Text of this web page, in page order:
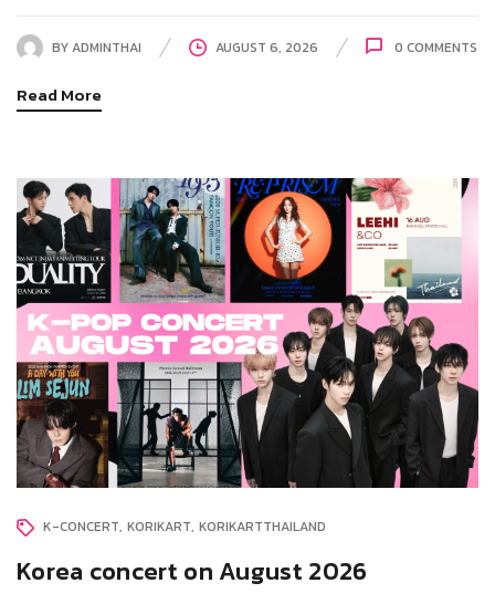
BYADMINTHAI AUGUST 6, 2026 0 COMMENTS
Read More
K-CONCERT KORIKART KORIKARTTHAILAND
Korea concert on August 2026